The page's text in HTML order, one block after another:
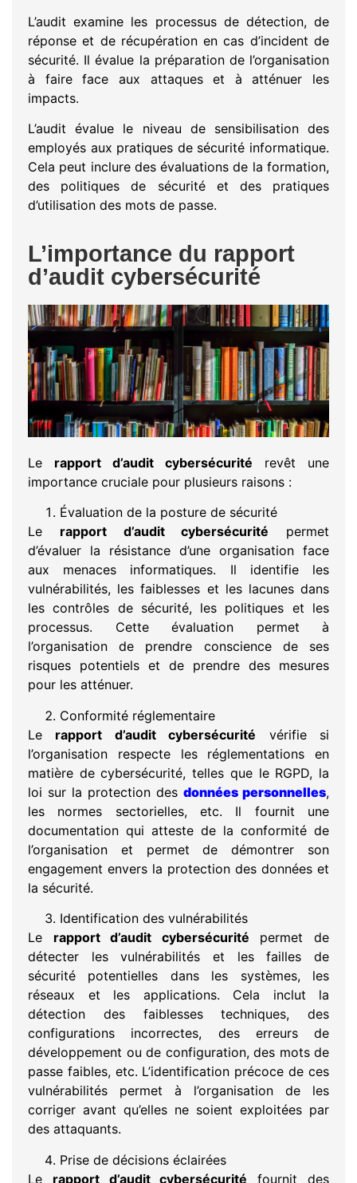
L’audit examine les processus de détection, de
réponse et de récupération en cas d’incident de
sécurité. Il évalue la préparation de l’organisation
à faire face aux attaques et à atténuer les
impacts.
L’audit évalue le niveau de sensibilisation des
employés aux pratiques de sécurité informatique.
Cela peut inclure des évaluations de la formation,
des politiques de sécurité et des pratiques
d’utilisation des mots de passe.
L’importance du rapport
d’audit cybersécurité
Le rapport d’audit cybersécurité revêt une
importance cruciale pour plusieurs raisons :
Évaluation de la posture de sécurité
Le rapport d’audit cybersécurité permet
d’évaluer la résistance d’une organisation face
aux menaces informatiques. Il identifie les
vulnérabilités, les faiblesses et les lacunes dans
les contrôles de sécurité, les politiques et les
processus. Cette évaluation permet à
l’organisation de prendre conscience de ses
risques potentiels et de prendre des mesures
pour les atténuer.
Conformité réglementaire
Le rapport d’audit cybersécurité vérifie si
l’organisation respecte les réglementations en
matière de cybersécurité, telles que le RGPD, la
loi sur la protection des données personnelles,
les normes sectorielles, etc. Il fournit une
documentation qui atteste de la conformité de
l’organisation et permet de démontrer son
engagement envers la protection des données et
la sécurité.
Identification des vulnérabilités
Le rapport d’audit cybersécurité permet de
détecter les vulnérabilités et les failles de
sécurité potentielles dans les systèmes, les
réseaux et les applications. Cela inclut la
détection des faiblesses techniques, des
configurations incorrectes, des erreurs de
développement ou de configuration, des mots de
passe faibles, etc. L’identification précoce de ces
vulnérabilités permet à l’organisation de les
corriger avant qu’elles ne soient exploitées par
des attaquants.
Prise de décisions éclairées
Le rapport d’audit cybersécurité fournit des